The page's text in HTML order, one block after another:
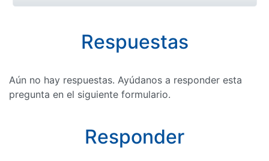
Respuestas
Aún no hay respuestas. Ayúdanos a responder esta
pregunta en el siguiente formulario.
Responder